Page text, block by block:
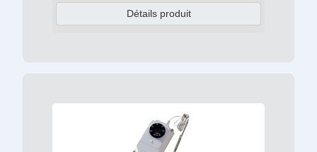
Détails produit